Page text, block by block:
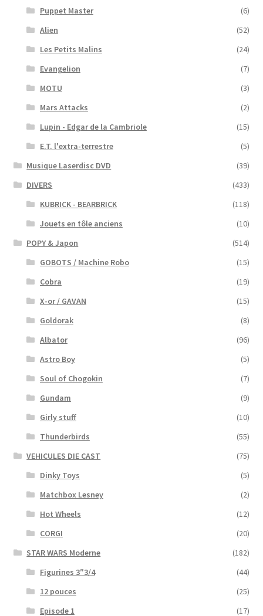
Puppet Master
(6)
Alien
(52)
Les Petits Malins
(24)
Evangelion
(7)
MOTU
(3)
Mars Attacks
(2)
Lupin - Edgar de la Cambriole
(15)
E.T. l'extra-terrestre
(5)
Musique Laserdisc DVD
(39)
DIVERS
(433)
KUBRICK - BEARBRICK
(118)
Jouets en tôle anciens
(10)
POPY & Japon
(514)
GOBOTS / Machine Robo
(15)
Cobra
(19)
X-or / GAVAN
(15)
Goldorak
(8)
Albator
(96)
Astro Boy
(5)
Soul of Chogokin
(7)
Gundam
(9)
Girly stuff
(10)
Thunderbirds
(55)
VEHICULES DIE CAST
(75)
Dinky Toys
(5)
Matchbox Lesney
(2)
Hot Wheels
(12)
CORGI
(20)
STAR WARS Moderne
(182)
Figurines 3″3/4
(44)
12 pouces
(25)
Episode 1
(17)